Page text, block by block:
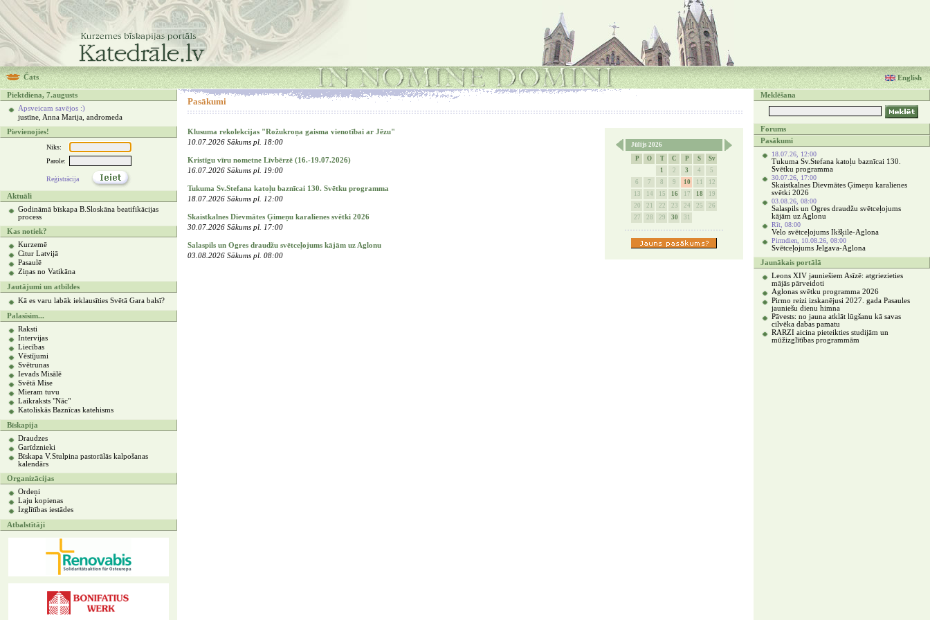
Čats English
Piektdiena, 7.augusts
Apsveicam savējos :)
justīne, Anna Marija, andromeda
Pievienojies!
Niks:
Parole:
Reģistrācija
Aktuāli
Godināmā bīskapa B.Sloskāna beatifikācijas
process
Kas notiek?
Kurzemē
Citur Latvijā
Pasaulē
Ziņas no Vatikāna
Jautājumi un atbildes
Kā es varu labāk ieklausīties Svētā Gara balsī?
Palasīsim...
Raksti
Intervijas
Liecības
Vēstījumi
Svētrunas
Ievads Misālē
Svētā Mise
Mieram tuvu
Laikraksts "Nāc"
Katoliskās Baznīcas katehisms
Bīskapija
Draudzes
Garīdznieki
Bīskapa V.Stulpina pastorālās kalpošanas
kalendārs
Organizācijas
Ordeņi
Laju kopienas
Izglītības iestādes
Atbalstītāji
Pasākumi
Jūlijs 2026
P
O T C P S
Sv
1
2 3 4
5
6
7 8 9 10 11
12
13
14 15 16 17 18
19
20
21 22 23 24 25
26
27
28 29 30 31
Klusuma rekolekcijas "Rožukroņa gaisma vienotībai ar Jēzu"
10.07.2026 Sākums pl. 18:00
Kristīgu vīru nometne Līvbērzē (16.-19.07.2026)
16.07.2026 Sākums pl. 19:00
Tukuma Sv.Stefana katoļu baznīcai 130. Svētku programma
18.07.2026 Sākums pl. 12:00
Skaistkalnes Dievmātes Ģimeņu karalienes svētki 2026
30.07.2026 Sākums pl. 17:00
Salaspils un Ogres draudžu svētceļojums kājām uz Aglonu
03.08.2026 Sākums pl. 08:00
Meklēšana
Forums
Pasākumi
18.07.26, 12:00
Tukuma Sv.Stefana katoļu baznīcai 130.
Svētku programma
30.07.26, 17:00
Skaistkalnes Dievmātes Ģimeņu karalienes
svētki 2026
03.08.26, 08:00
Salaspils un Ogres draudžu svētceļojums
kājām uz Aglonu
Rīt, 08:00
Velo svētceļojums Ikšķile-Aglona
Pirmdien, 10.08.26, 08:00
Svētceļojums Jelgava-Aglona
Jaunākais portālā
Leons XIV jauniešiem Asīzē: atgriezieties
mājās pārveidoti
Aglonas svētku programma 2026
Pirmo reizi izskanējusi 2027. gada Pasaules
jauniešu dienu himna
Pāvests: no jauna atklāt lūgšanu kā savas
cilvēka dabas pamatu
RARZI aicina pieteikties studijām un
mūžizglītības programmām